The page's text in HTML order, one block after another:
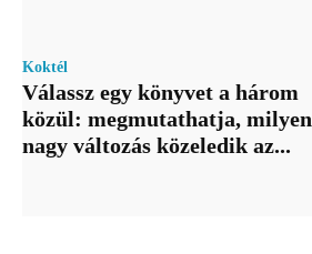
Koktél
Válassz egy könyvet a három
közül: megmutathatja, milyen
nagy változás közeledik az...